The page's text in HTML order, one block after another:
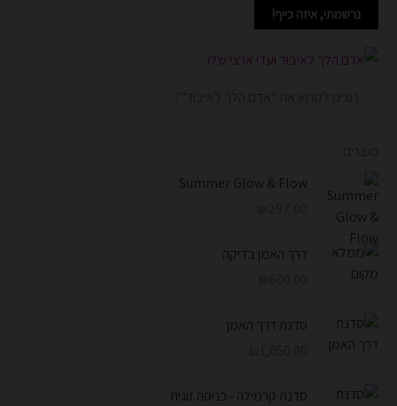
נרשמתי, איזה כייף!
Summer Glow & Flow
דרך האמן בדיקה
סדנת דרך האמן
סדנת קרמילה - כניסה זוגית